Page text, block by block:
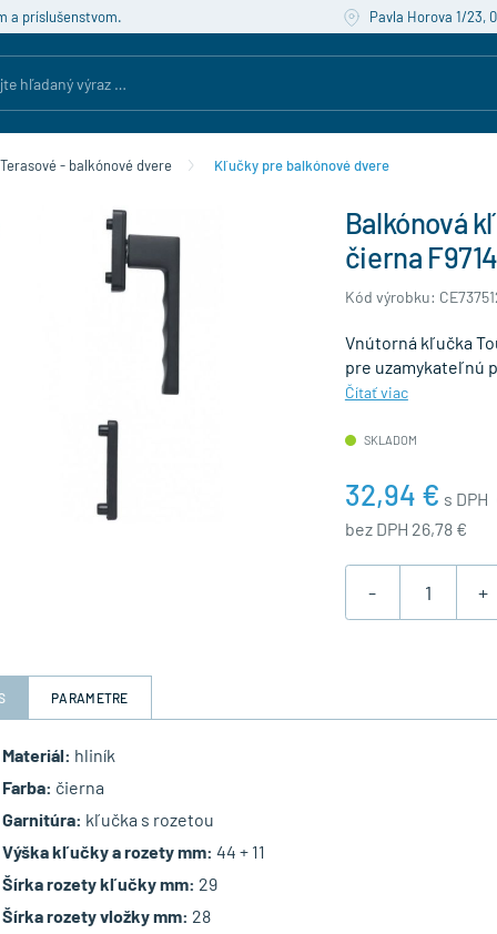
a príslušenstvom. Pavla Horova 1/23,
Terasové - balkónové dvere Kľučky pre balkónové dvere
Balkónová
čierna
Kód výrobku:
Vnútorná kľučka
pre uzamykateľnú
Čítať viac
SKLADOM
32,94 € s DPH
bez DPH 26,78 €
- +
PARAMETRE
Materiál: hliník
Farba: čierna
Garnitúra: kľučka s rozetou
Výška kľučky a rozety mm: 44 + 11
Šírka rozety kľučky mm: 29
Šírka rozety vložky mm: 28